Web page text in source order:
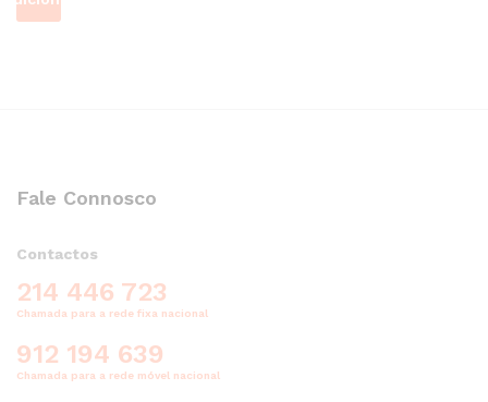
Fale Connosco
Contactos
214 446 723
Chamada para a rede fixa nacional
912 194 639
Chamada para a rede móvel nacional